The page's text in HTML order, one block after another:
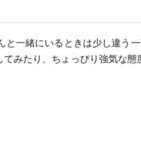
一緒にいるときは少し違う
みたり、ちょっぴり強気な